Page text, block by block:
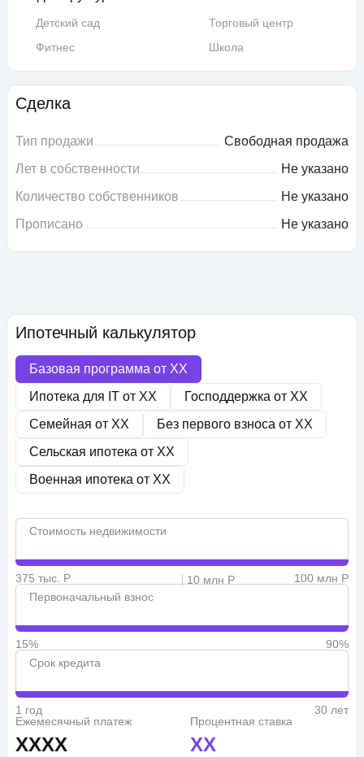
Детский сад
Торговый центр
Фитнес
Школа
Сделка
Тип продажи
Свободная продажа
Лет в собственности
Не указано
Количество собственников
Не указано
Прописано
Не указано
Ипотечный калькулятор
Базовая программа от XX
Ипотека для IT от XX Господдержка от XX
Семейная от XX Без первого взноса от XX
Сельская ипотека от XX
Военная ипотека от XX
Стоимость недвижимости
375 тыс. Р 10 млн Р
100 млн Р
Первоначальный взнос
15%
90%
Срок кредита
1 год
30 лет
Ежемесячный платеж
XXXX
Процентная ставка
XX